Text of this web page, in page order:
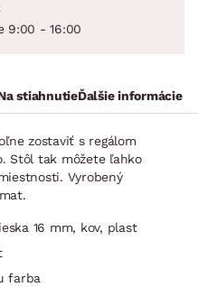
9:00 - 16:00
stiahnutieĎalšie informácie
zostaviť s regálom
Stôl tak môžete ľahko
Vyrobený
16 mm, kov, plast
farba